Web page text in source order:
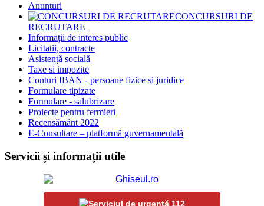
Anunturi
CONCURSURI DE
RECRUTARE
Informații de interes public
Licitatii, contracte
Asistență socială
Taxe si impozite
Conturi IBAN - persoane fizice si juridice
Formulare tipizate
Formulare - salubrizare
Proiecte pentru fermieri
Recensământ 2022
E-Consultare – platformă guvernamentală
Servicii și informații utile